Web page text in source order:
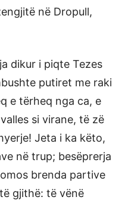
në Dropull,
dikur i piqte Tezes
putiret me raki
e tërheq nga ca, e
si virane, të zë
Jeta i ka këto,
në trup; besëprerja
brenda partive
gjithë: të vënë